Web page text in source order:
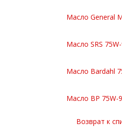
Масло General
Масло SRS
Масло Bardahl
Масло BP 75W-
Возврат к